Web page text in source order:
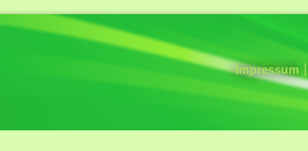
Impressum